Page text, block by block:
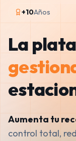
+10Años
La
Aumenta tu
control total,